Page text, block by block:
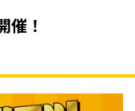
催！